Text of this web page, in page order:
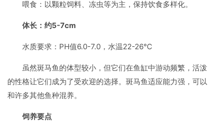
喂食：以颗粒饲料、冻虫等为主，保持饮食多样化。
体长：约5-7cm
水质要求：PH值6.0-7.0，水温22-26℃
虽然斑马鱼的体型较小，但它们在鱼缸中游动频繁，活泼
的性格让它们成为了受欢迎的选择。斑马鱼适应能力强，可以
和许多其他鱼种混养。
饲养要点